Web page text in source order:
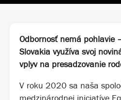
Odbornosť nemá pohlavie
Slovakia využíva svoj
vplyv na presadzovanie
V roku 2020 sa naša